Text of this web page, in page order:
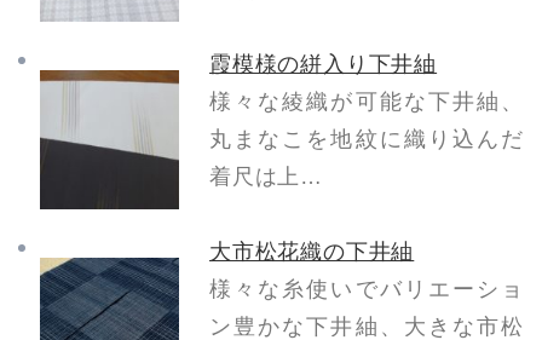
霞模様の絣入り下井紬
様々な綾織が可能な下井紬、
丸まなこを地紋に織り込んだ
着尺は上…
大市松花織の下井紬
様々な糸使いでバリエーショ
ン豊かな下井紬、大きな市松